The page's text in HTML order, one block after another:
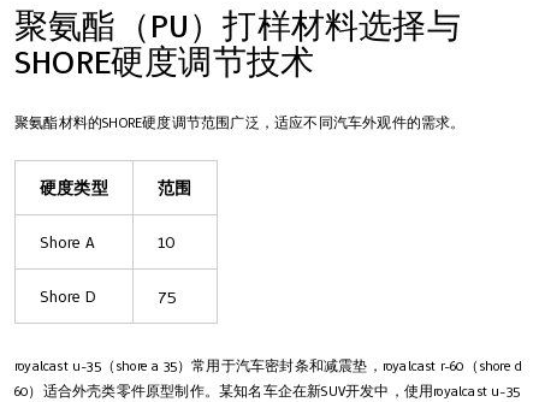
聚氨酯（PU）打样材料选择与
SHORE硬度调节技术
聚氨酯材料的SHORE硬度调节范围广泛，适应不同汽车外观件的需求。
硬度类型 范围
Shore A 10
Shore D 75
royalcast u-35（shore a 35）常用于汽车密封条和减震垫，royalcast r-60（shore d
60）适合外壳类零件原型制作。某知名车企在新SUV开发中，使用royalcast u-35